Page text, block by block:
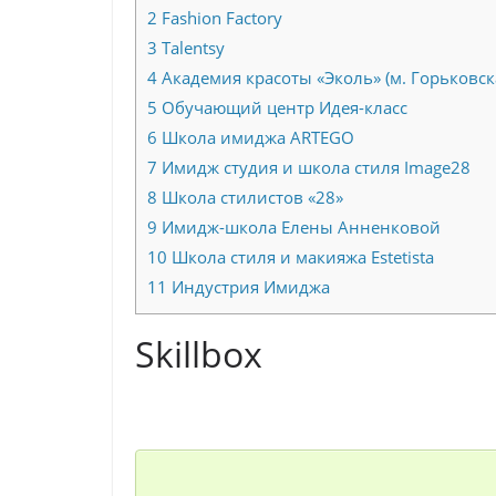
2 Fashion Factory
3 Talentsy
4 Академия красоты «Эколь» (м.
5 Обучающий центр Идея-класс
6 Школа имиджа ARTEGO
7 Имидж студия и школа стиля Image28
8 Школа стилистов «28»
9 Имидж-школа Елены Анненковой
10 Школа стиля и макияжа Estetista
11 Индустрия Имиджа
Skillbox